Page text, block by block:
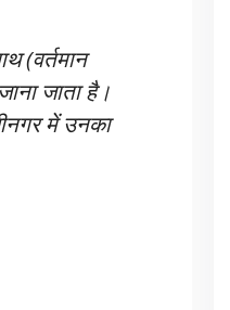
(वर्तमान
जाता है।
में उनका